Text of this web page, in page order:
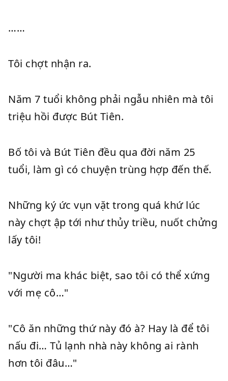
……
Tôi chợt nhận ra.
Năm 7 tuổi không phải ngẫu nhiên mà tôi
triệu hồi được Bút Tiên.
Bố tôi và Bút Tiên đều qua đời năm 25
tuổi, làm gì có chuyện trùng hợp đến thế.
Những ký ức vụn vặt trong quá khứ lúc
này chợt ập tới như thủy triều, nuốt chửng
lấy tôi!
"Người ma khác biệt, sao tôi có thể xứng
với mẹ cô…"
"Cô ăn những thứ này đó à? Hay là để tôi
nấu đi… Tủ lạnh nhà này không ai rành
hơn tôi đâu…"